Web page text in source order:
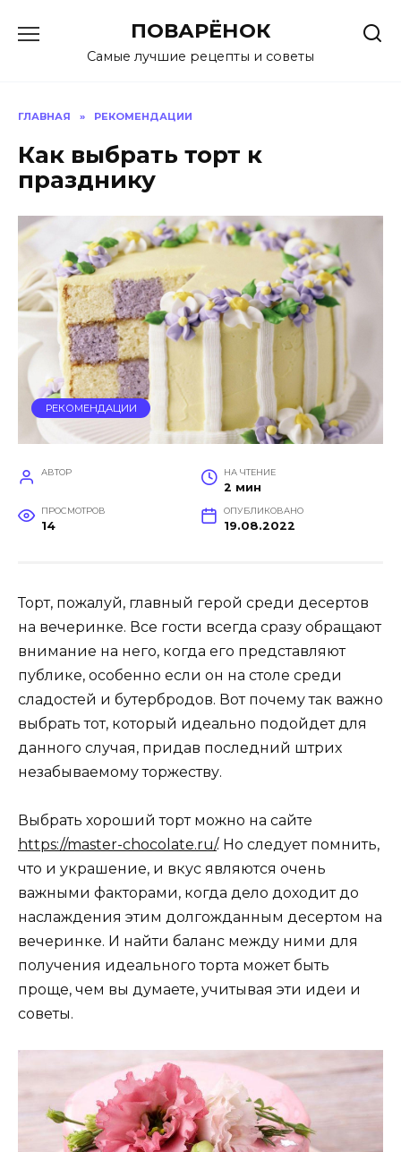
содержанию
ПОВАРЁНОК
Самые лучшие рецепты и советы
ГЛАВНАЯ » РЕКОМЕНДАЦИИ
Как выбрать торт к
празднику
РЕКОМЕНДАЦИИ
АВТОР НА ЧТЕНИЕ
2 мин
ПРОСМОТРОВ
14
ОПУБЛИКОВАНО
19.08.2022
Торт, пожалуй, главный герой среди десертов
на вечеринке. Все гости всегда сразу обращают
внимание на него, когда его представляют
публике, особенно если он на столе среди
сладостей и бутербродов. Вот почему так важно
выбрать тот, который идеально подойдет для
данного случая, придав последний штрих
незабываемому торжеству.
Выбрать хороший торт можно на сайте
https://master-chocolate.ru/. Но следует помнить,
что и украшение, и вкус являются очень
важными факторами, когда дело доходит до
наслаждения этим долгожданным десертом на
вечеринке. И найти баланс между ними для
получения идеального торта может быть
проще, чем вы думаете, учитывая эти идеи и
советы.